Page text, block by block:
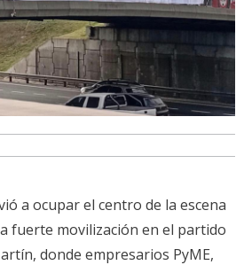
a ocupar el centro de la escena
fuerte movilización en el partido
donde empresarios PyME,